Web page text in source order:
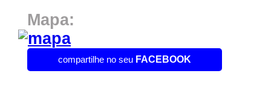
Mapa:
compartilhe no seu FACEBOOK